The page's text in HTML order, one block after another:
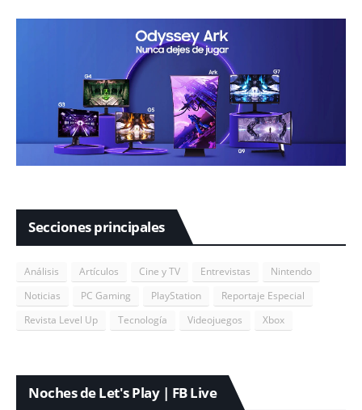
Secciones principales
Análisis Artículos Cine y TV Entrevistas
Nintendo
Noticias
PC Gaming PlayStation
Reportaje Especial
Revista Level Up
Tecnología Videojuegos Xbox
Noches de Let's Play | FB Live